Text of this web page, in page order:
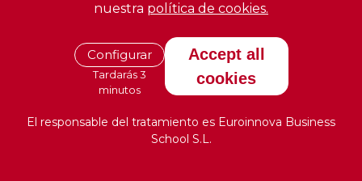
Titulación Universitaria
Master E-commerce Analyst Specialist: Experto en
Analítica para Comercio Electrónico + Titulación
Master MBA en Dirección y Gestión de Clínicas de
Oftalmología + Titulación Universitaria
nuestra política de cookies.
Configurar
Tardarás 3
minutos
Accept all
cookies
El responsable del tratamiento es Euroinnova Business
School S.L.